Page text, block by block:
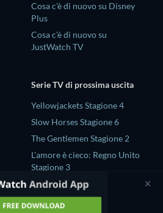
Cosa c'è di nuovo su Disney
Plus
Cosa c'è di nuovo su
JustWatch TV
Serie TV di prossima uscita
Yellowjackets Stagione 4
Slow Horses Stagione 6
The Gentlemen Stagione 2
L'amore è cieco: Regno Unito
Stagione 3
Ricky Gervais Alley Cats
Stagione 1